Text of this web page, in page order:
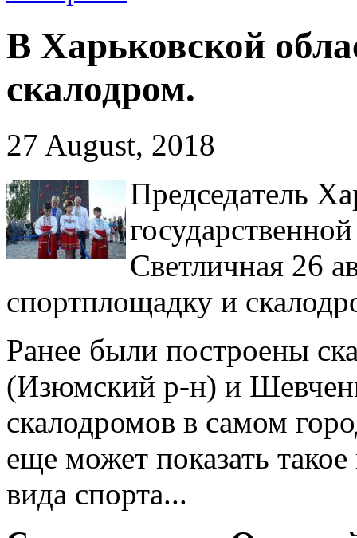
В Харьковской
скалодром.
27 August, 2018
Председатель
Светличная 26
спортплощадку и
Ранее были построены
(Изюмский р-н) и
скалодромов в самом
еще может показать
вида спорта...